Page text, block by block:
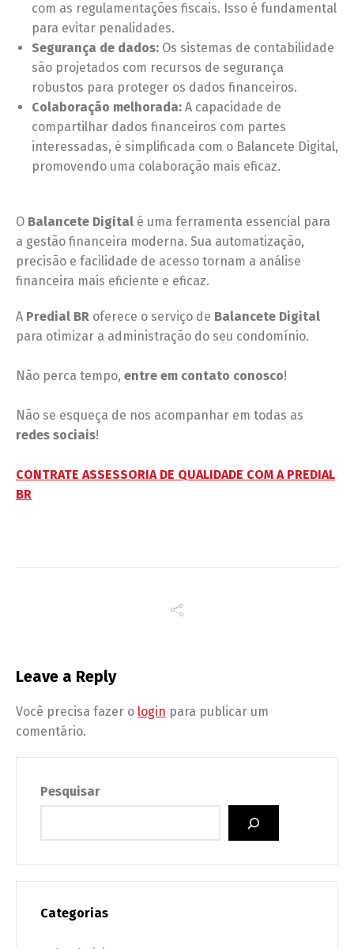
com as regulamentações fiscais. Isso é fundamental
para evitar penalidades.
Segurança de dados: Os sistemas de contabilidade
são projetados com recursos de segurança
robustos para proteger os dados financeiros.
Colaboração melhorada: A capacidade de
compartilhar dados financeiros com partes
interessadas, é simplificada com o Balancete Digital,
promovendo uma colaboração mais eficaz.
O Balancete Digital é uma ferramenta essencial para
a gestão financeira moderna. Sua automatização,
precisão e facilidade de acesso tornam a análise
financeira mais eficiente e eficaz.
A Predial BR oferece o serviço de Balancete Digital
para otimizar a administração do seu condomínio.
Não perca tempo, entre em contato conosco!
Não se esqueça de nos acompanhar em todas as
redes sociais!
CONTRATE ASSESSORIA DE QUALIDADE COM A PREDIAL
BR
Leave a Reply
Você precisa fazer o login para publicar um
comentário.
Pesquisar
Categorias